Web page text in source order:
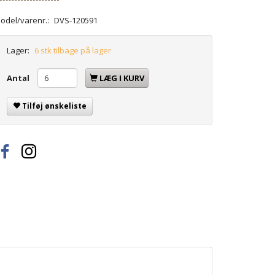
varenr.: DVS-120591
Lager: 6 stk tilbage på lager
Antal LÆG I KURV
Tilføj ønskeliste